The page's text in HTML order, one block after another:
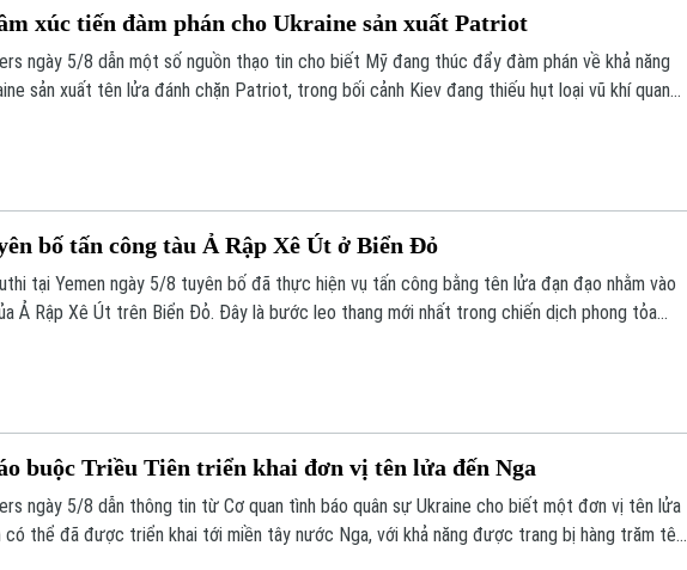
xúc tiến đàm phán cho Ukraine sản xuất Patriot
ngày 5/8 dẫn một số nguồn thạo tin cho biết Mỹ đang thúc đẩy đàm phán về khả năng
sản xuất tên lửa đánh chặn Patriot, trong bối cảnh Kiev đang thiếu hụt loại vũ khí quan
bố tấn công tàu Ả Rập Xê Út ở Biển Đỏ
tại Yemen ngày 5/8 tuyên bố đã thực hiện vụ tấn công bằng tên lửa đạn đạo nhằm vào
Ả Rập Xê Út trên Biển Đỏ. Đây là bước leo thang mới nhất trong chiến dịch phong tỏa
buộc Triều Tiên triển khai đơn vị tên lửa đến Nga
ngày 5/8 dẫn thông tin từ Cơ quan tình báo quân sự Ukraine cho biết một đơn vị tên lửa
có thể đã được triển khai tới miền tây nước Nga, với khả năng được trang bị hàng trăm tên